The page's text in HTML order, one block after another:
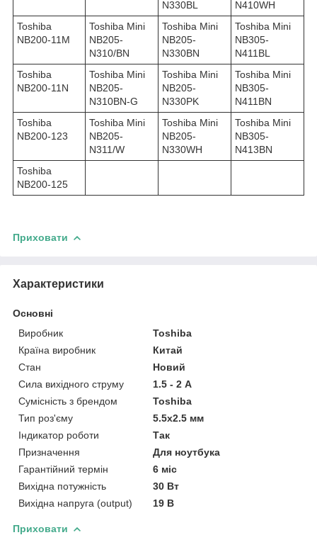
N330BL
N410WH
Toshiba
NB200-11M
Toshiba Mini
NB205-
N310/BN
Toshiba Mini
NB205-
N330BN
Toshiba Mini
NB305-
N411BL
Toshiba
NB200-11N
Toshiba Mini
NB205-
N310BN-G
Toshiba Mini
NB205-
N330PK
Toshiba Mini
NB305-
N411BN
Toshiba
NB200-123
Toshiba Mini
NB205-
N311/W
Toshiba Mini
NB205-
N330WH
Toshiba Mini
NB305-
N413BN
Toshiba
NB200-125
Приховати
Характеристики
Основні
Виробник
Toshiba
Країна виробник
Китай
Стан
Новий
Сила вихідного струму
1.5 - 2 А
Сумісність з брендом
Toshiba
Тип роз'єму
5.5x2.5 мм
Індикатор роботи
Так
Призначення
Для ноутбука
Гарантійний термін
6 міс
Вихідна потужність
30 Вт
Вихідна напруга (output)
19 В
Приховати